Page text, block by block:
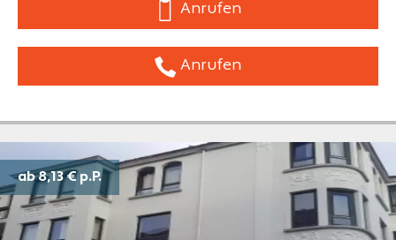
Anrufen
Anrufen
ab 8,13 € p.P.